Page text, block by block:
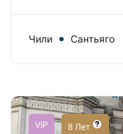
Чили Сантьяго
VIP 8 Лет